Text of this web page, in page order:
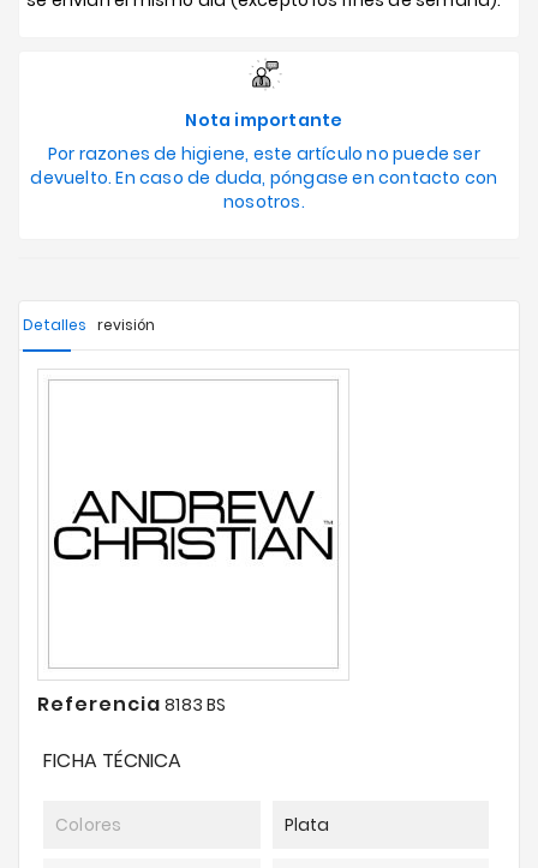
Nota importante
Por razones de higiene, este artículo no puede ser
devuelto. En caso de duda, póngase en contacto con
nosotros.
Detalles revisión
Referencia 8183 BS
FICHA TÉCNICA
Colores Plata